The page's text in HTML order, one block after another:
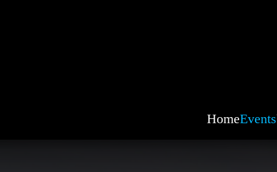
HomeEvents